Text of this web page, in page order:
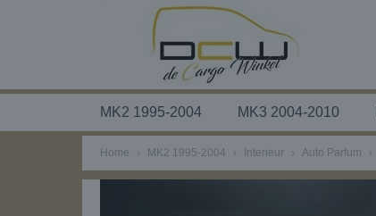
MK2 1995-2004 MK3 2004-2010
Home › MK2 1995-2004 › Interieur › Auto Parfum ›